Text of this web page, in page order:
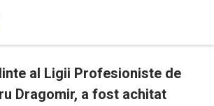
al Ligii Profesioniste de
Dragomir, a fost achitat